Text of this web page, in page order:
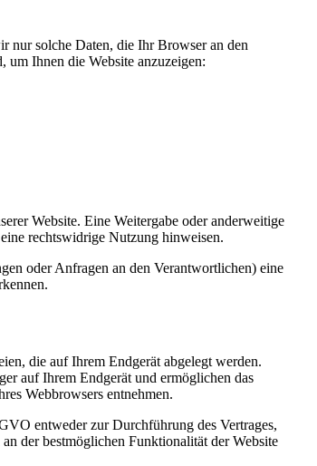
nur solche Daten, die Ihr Browser an den
um Ihnen die Website anzuzeigen:
Website. Eine Weitergabe oder anderweitige
rechtswidrige Nutzung hinweisen.
oder Anfragen an den Verantwortlichen) eine
die auf Ihrem Endgerät abgelegt werden.
auf Ihrem Endgerät und ermöglichen das
Webbrowsers entnehmen.
entweder zur Durchführung des Vertrages,
der bestmöglichen Funktionalität der Website